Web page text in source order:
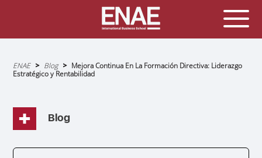
Sobrescribir
enlaces
de
navegación
ENAE Blog
Mejora Continua En La Formación Directiva: Liderazgo
Estratégico y Rentabilidad
Blog